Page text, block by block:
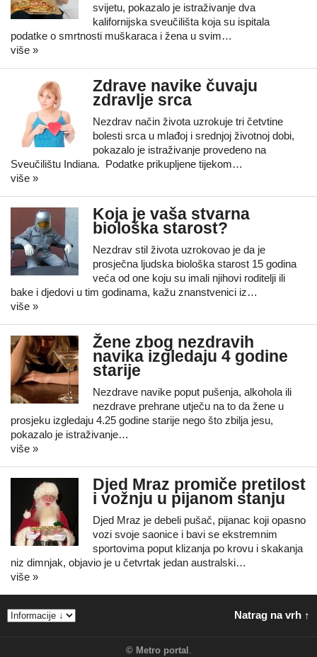
svijetu, pokazalo je istraživanje dva
kalifornijska sveučilišta koja su ispitala
podatke o smrtnosti muškaraca i žena u svim…
više »
Zdrave navike čuvaju
zdravlje srca
Nezdrav način života uzrokuje tri četvtine
bolesti srca u mlađoj i srednjoj životnoj dobi,
pokazalo je istraživanje provedeno na
Sveučilištu Indiana. Podatke prikupljene tijekom…
više »
Koja je vaša stvarna
biološka starost?
Nezdrav stil života uzrokovao je da je
prosječna ljudska biološka starost 15 godina
veća od one koju su imali njihovi roditelji ili
bake i djedovi u tim godinama, kažu znanstvenici iz…
više »
Žene zbog nezdravih
navika izgledaju 4 godine
starije
Nezdrave navike poput pušenja, alkohola ili
nezdrave prehrane utječu na to da žene u
prosjeku izgledaju 4.25 godine starije nego što zbilja jesu,
pokazalo je istraživanje…
više »
Djed Mraz promiče pretilost
i vožnju u pijanom stanju
Djed Mraz je debeli pušač, pijanac koji opasno
vozi svoje saonice i bavi se ekstremnim
sportovima poput klizanja po krovu i skakanja
niz dimnjak, objavio je u četvrtak jedan australski…
više »
Natrag na vrh ↑
© Metro portal .